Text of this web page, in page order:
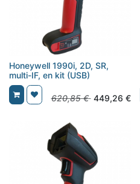
Honeywell 1990i, 2D, SR,
multi-IF, en kit (USB)
620,85€ 449,26 €